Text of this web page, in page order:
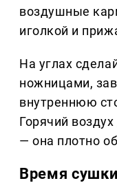
воздушные
иголкой и
На углах
ножницами,
внутреннюю
Горячий
— она плотно
Время сушки